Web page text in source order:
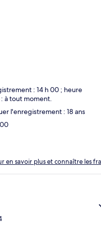
: 14 h 00 ; heure
à tout moment.
l'enregistrement : 18 ans
en savoir plus et connaître les